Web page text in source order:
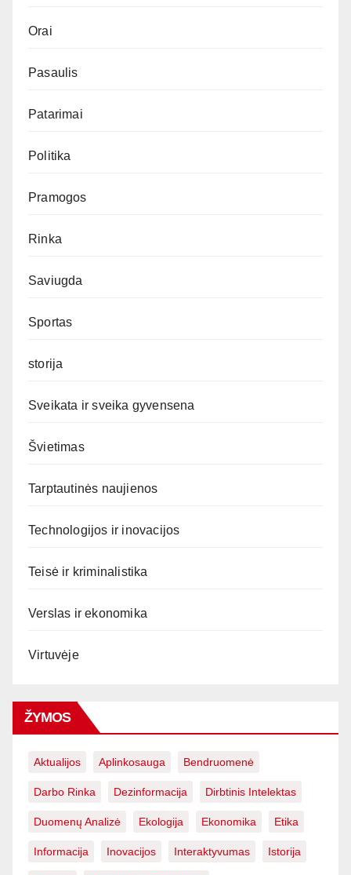
Orai
Pasaulis
Patarimai
Politika
Pramogos
Rinka
Saviugda
Sportas
storija
Sveikata ir sveika gyvensena
Švietimas
Tarptautinės naujienos
Technologijos ir inovacijos
Teisė ir kriminalistika
Verslas ir ekonomika
Virtuvėje
ŽYMOS
Aktualijos Aplinkosauga Bendruomenė
Darbo Rinka Dezinformacija Dirbtinis Intelektas
Duomenų Analizė Ekologija Ekonomika Etika
Informacija Inovacijos Interaktyvumas Istorija